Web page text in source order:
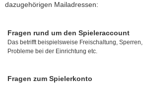
dazugehörigen Mailadressen:
Fragen rund um den Spieleraccount
Das betrifft beispielsweise Freischaltung, Sperren,
Probleme bei der Einrichtung etc.
Fragen zum Spielerkonto